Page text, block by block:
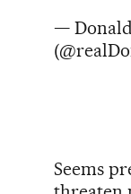
—
Seems